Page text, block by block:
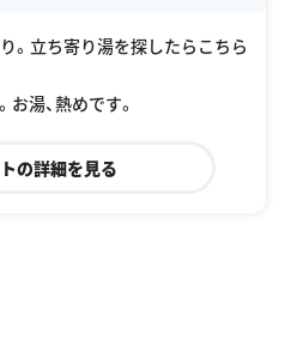
。立ち寄り湯を探したらこちら
湯、熱めです。
の詳細を見る